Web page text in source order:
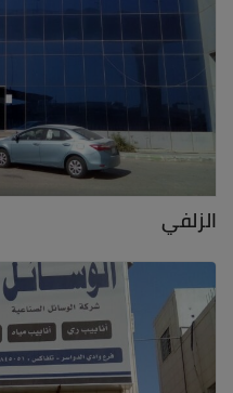
الزلفي